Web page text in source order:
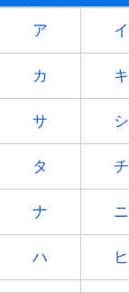
ア イ
カ キ
サ シ
タ チ
ナ ニ
ハ ヒ